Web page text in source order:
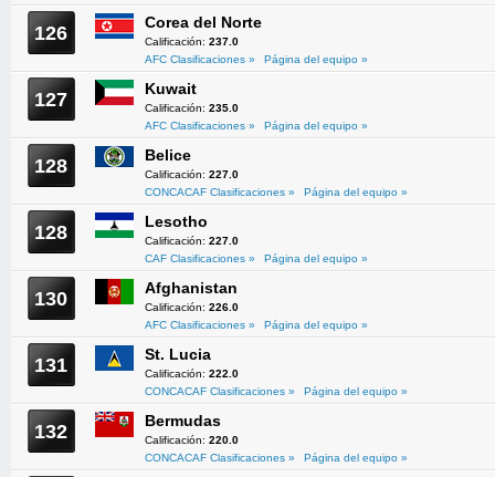
126 Corea del Norte
Calificación: 237.0
AFC Clasificaciones »
Página del equipo »
127 Kuwait
Calificación: 235.0
AFC Clasificaciones »
Página del equipo »
128 Belice
Calificación: 227.0
CONCACAF Clasificaciones »
Página del equipo »
128 Lesotho
Calificación: 227.0
CAF Clasificaciones »
Página del equipo »
130 Afghanistan
Calificación: 226.0
AFC Clasificaciones »
Página del equipo »
131 St. Lucia
Calificación: 222.0
CONCACAF Clasificaciones »
Página del equipo »
132 Bermudas
Calificación: 220.0
CONCACAF Clasificaciones »
Página del equipo »